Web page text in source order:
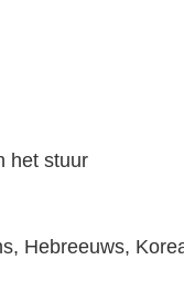
het stuur
Hebreeuws,